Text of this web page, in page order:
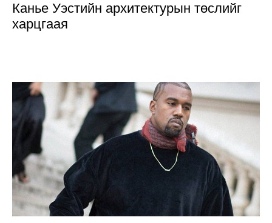
Канье Уэстийн архитектурын төслийг
харцгаая